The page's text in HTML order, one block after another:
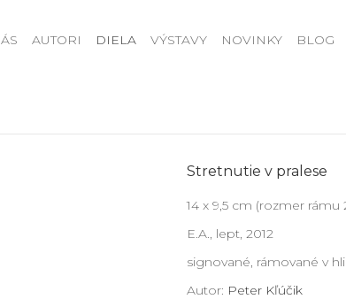
AUTORI DIELA VÝSTAVY NOVINKY BLOG
Stretnutie v pralese
14 x 9,5 cm (rozmer rámu
E.A., lept, 2012
signované, rámované v
Autor: Peter Kľúčik